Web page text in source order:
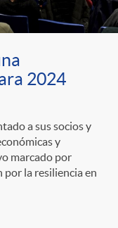
2024
a sus socios y
y
marcado por
la resiliencia en